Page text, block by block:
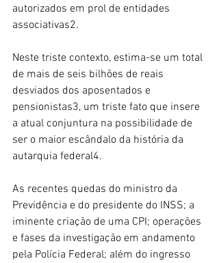
autorizados em prol de entidades
associativas2.
Neste triste contexto, estima-se um total
de mais de seis bilhões de reais
desviados dos aposentados e
pensionistas3, um triste fato que insere
a atual conjuntura na possibilidade de
ser o maior escândalo da história da
autarquia federal4.
As recentes quedas do ministro da
Previdência e do presidente do INSS; a
iminente criação de uma CPI; operações
e fases da investigação em andamento
pela Polícia Federal; além do ingresso